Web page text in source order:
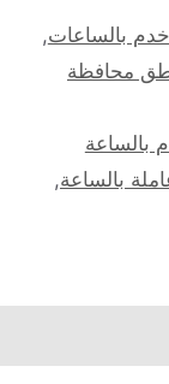
خدم بالساعات,
محافظة
بالساعة
بالساعة,